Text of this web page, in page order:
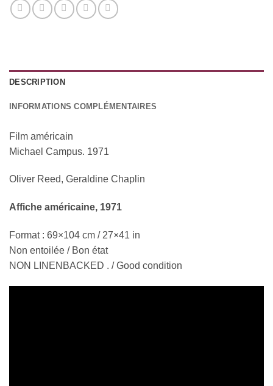
DESCRIPTION
INFORMATIONS COMPLÉMENTAIRES
Film américain
Michael Campus. 1971
Oliver Reed, Geraldine Chaplin
Affiche américaine, 1971
Format : 69×104 cm / 27×41 in
Non entoilée / Bon état
NON LINENBACKED . / Good condition